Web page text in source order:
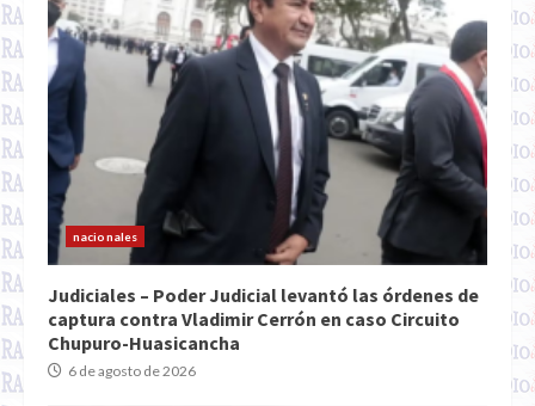
nacionales
Judiciales – Poder Judicial levantó las órdenes de
captura contra Vladimir Cerrón en caso Circuito
Chupuro-Huasicancha
6 de agosto de 2026